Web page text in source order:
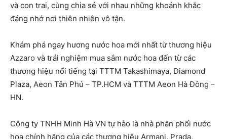
và con trai, cùng chia sẻ với nhau những khoảnh khắc
đáng nhớ nơi thiên nhiên vô tận.
Khám phá ngay hương nước hoa mới nhất từ thương hiệu
Azzaro và trải nghiệm mua sắm nước hoa đến từ các
thương hiệu nổi tiếng tại TTTM Takashimaya, Diamond
Plaza, Aeon Tân Phú – TP.HCM và TTTM Aeon Hà Đông –
HN.
Công ty TNHH Minh Hà VN tự hào là nhà phân phối nước
hoa chính hãng của các thương hiệu Armani, Prada,